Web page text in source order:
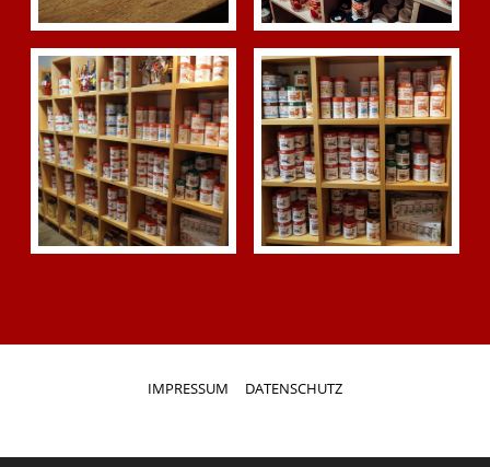
IMPRESSUM DATENSCHUTZ